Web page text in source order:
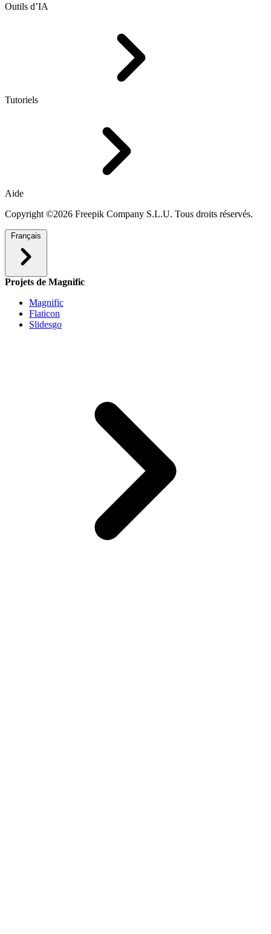
Outils d’IA
Tutoriels
Aide
Copyright ©2026 Freepik Company S.L.U. Tous droits réservés.
Français
Projets de Magnific
Magnific
Flaticon
Slidesgo